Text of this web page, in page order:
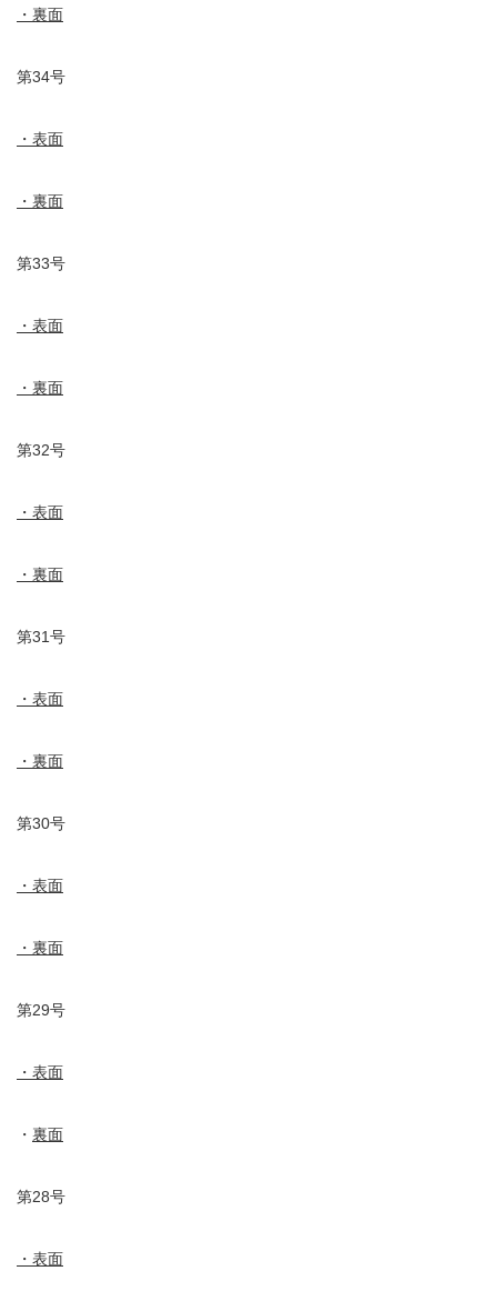
・裏面
第34号
・表面
・裏面
第33号
・表面
・裏面
第32号
・表面
・裏面
第31号
・表面
・裏面
第30号
・表面
・裏面
第29号
・表面
・ 裏面
第28号
・表面